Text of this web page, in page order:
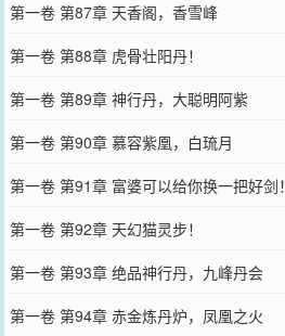
第一卷 第87章 天香阁，香雪峰
第一卷 第88章 虎骨壮阳丹！
第一卷 第89章 神行丹，大聪明阿紫
第一卷 第90章 慕容紫凰，白琉月
第一卷 第91章 富婆可以给你换一把好剑！
第一卷 第92章 天幻猫灵步！
第一卷 第93章 绝品神行丹，九峰丹会
第一卷 第94章 赤金炼丹炉，凤凰之火